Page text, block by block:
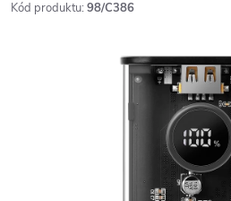
Kód produktu: 98/C386